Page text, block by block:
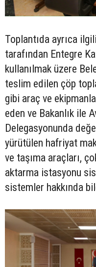
Toplantıda ayrıca
tarafından Entegre
kullanılmak üzere
teslim edilen çöp
gibi araç ve
eden ve Bakanlık ile
Delegasyonunda
yürütülen hafriyat
ve taşıma araçları,
aktarma istasyonu
sistemler hakkında